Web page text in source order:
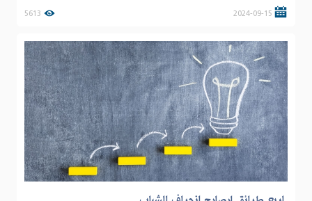
2024-09-15
5613